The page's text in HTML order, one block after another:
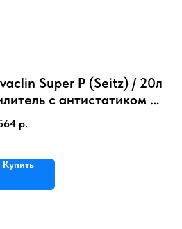
Super P (Seitz) / 20л
с антистатиком и
р.
Купить